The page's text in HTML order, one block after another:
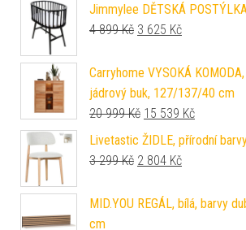
Jimmylee DĚTSKÁ POSTÝLKA
4 899Kč Původní cena byla: 4
3 625 KčAktuální
Carryhome VYSOKÁ
jádrový buk, 127/137/40 cm
20 999Kč Původní cena byla:
15 539 KčAktuální
Livetastic ŽIDLE, přírodní
3 299Kč Původní cena byla: 3
2 804 KčAktuální
MID.YOU REGÁL, bílá, barvy
cm